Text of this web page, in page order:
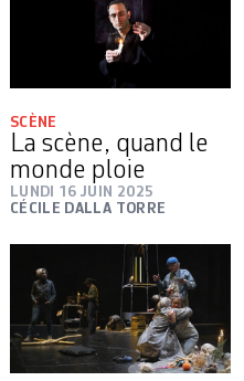
SCÈNE
La scène, quand le
monde ploie
LUNDI 16 JUIN 2025
CÉCILE DALLA TORRE